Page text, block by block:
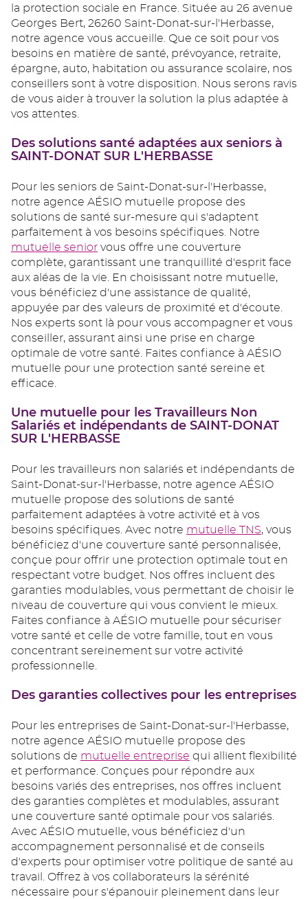
la protection sociale en France. Située au 26 avenue
Georges Bert, 26260 Saint-Donat-sur-l'Herbasse,
notre agence vous accueille. Que ce soit pour vos
besoins en matière de santé, prévoyance, retraite,
épargne, auto, habitation ou assurance scolaire, nos
conseillers sont à votre disposition. Nous serons ravis
de vous aider à trouver la solution la plus adaptée à
vos attentes.
Des solutions santé adaptées aux seniors à
SAINT-DONAT SUR L'HERBASSE
Pour les seniors de Saint-Donat-sur-l'Herbasse,
notre agence AÉSIO mutuelle propose des
solutions de santé sur-mesure qui s'adaptent
parfaitement à vos besoins spécifiques. Notre
mutuelle senior vous offre une couverture
complète, garantissant une tranquillité d'esprit face
aux aléas de la vie. En choisissant notre mutuelle,
vous bénéficiez d'une assistance de qualité,
appuyée par des valeurs de proximité et d'écoute.
Nos experts sont là pour vous accompagner et vous
conseiller, assurant ainsi une prise en charge
optimale de votre santé. Faites confiance à AÉSIO
mutuelle pour une protection santé sereine et
efficace.
Une mutuelle pour les Travailleurs Non
Salariés et indépendants de SAINT-DONAT
SUR L'HERBASSE
Pour les travailleurs non salariés et indépendants de
Saint-Donat-sur-l'Herbasse, notre agence AÉSIO
mutuelle propose des solutions de santé
parfaitement adaptées à votre activité et à vos
besoins spécifiques. Avec notre mutuelle TNS, vous
bénéficiez d'une couverture santé personnalisée,
conçue pour offrir une protection optimale tout en
respectant votre budget. Nos offres incluent des
garanties modulables, vous permettant de choisir le
niveau de couverture qui vous convient le mieux.
Faites confiance à AÉSIO mutuelle pour sécuriser
votre santé et celle de votre famille, tout en vous
concentrant sereinement sur votre activité
professionnelle.
Des garanties collectives pour les entreprises
Pour les entreprises de Saint-Donat-sur-l'Herbasse,
notre agence AÉSIO mutuelle propose des
solutions de mutuelle entreprise qui allient flexibilité
et performance. Conçues pour répondre aux
besoins variés des entreprises, nos offres incluent
des garanties complètes et modulables, assurant
une couverture santé optimale pour vos salariés.
Avec AÉSIO mutuelle, vous bénéficiez d'un
accompagnement personnalisé et de conseils
d'experts pour optimiser votre politique de santé au
travail. Offrez à vos collaborateurs la sérénité
nécessaire pour s'épanouir pleinement dans leur